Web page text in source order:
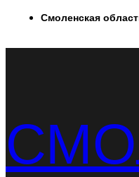
ПерейтиСмоленская